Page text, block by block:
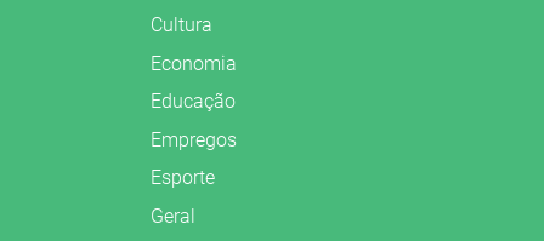
Cultura
Economia
Educação
Empregos
Esporte
Geral